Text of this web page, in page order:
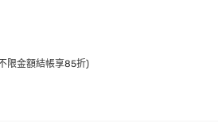
限金額結帳享85折)